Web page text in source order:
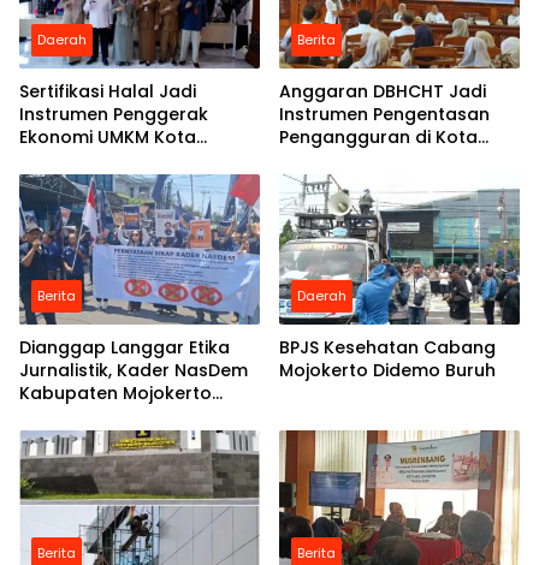
Daerah
Sertifikasi Halal Jadi
Instrumen Penggerak
Ekonomi UMKM Kota
Berita
Anggaran DBHCHT Jadi
Instrumen Pengentasan
Pengangguran di Kota
Berita
Dianggap Langgar Etika
Jurnalistik, Kader NasDem
Kabupaten Mojokerto
Minta Maaf
Daerah
BPJS Kesehatan Cabang
Mojokerto Didemo Buruh
Berita Berita